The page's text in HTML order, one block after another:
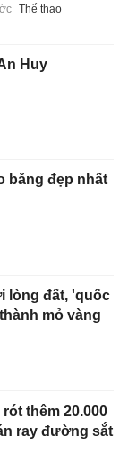
Thể thao
Huy
băng đẹp nhất
lòng đất, 'quốc
mỏ vàng
thêm 20.000
ray đường sắt